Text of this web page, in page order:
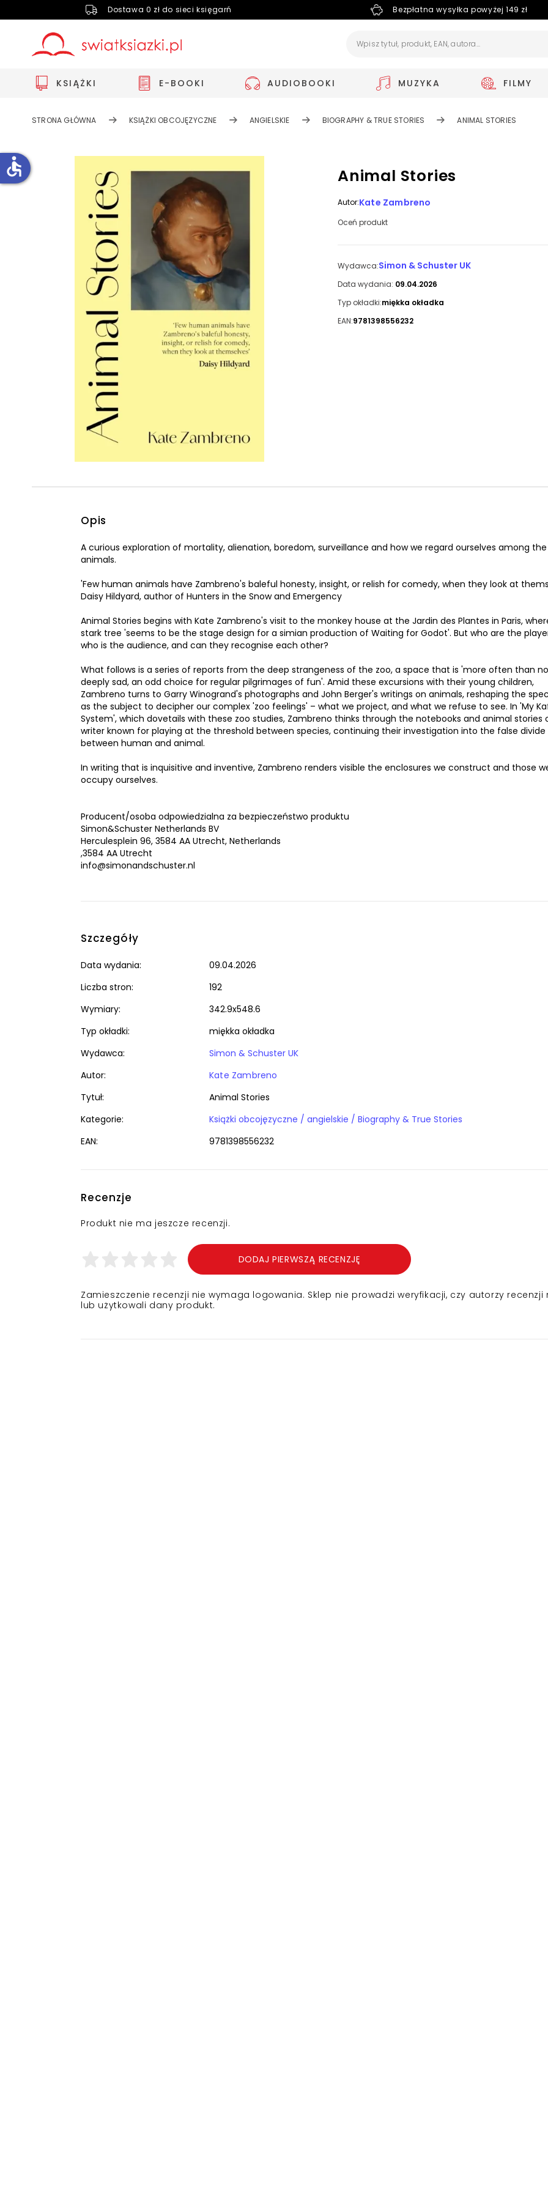
Dostawa 0 zł do sieci księgarń Bezpłatna wysyłka powyżej 149 zł
KSIĄŻKI E-BOOKI AUDIOBOOKI MUZYKA FILMY
STRONA GŁÓWNA KSIĄŻKI OBCOJĘZYCZNE ANGIELSKIE BIOGRAPHY & TRUE STORIES ANIMAL STORIES
Animal Stories
Autor:Kate Zambreno
Oceń produkt
Wydawca:Simon & Schuster UK
Data wydania: 09.04.2026
Typ okładki:miękka okładka
EAN:9781398556232
Opis
A curious exploration of mortality, alienation, boredom, surveillance and how we regard ourselves among the
animals.
'Few human animals have Zambreno's baleful honesty, insight, or relish for comedy, when they look at
Daisy Hildyard, author of Hunters in the Snow and Emergency
Animal Stories begins with Kate Zambreno's visit to the monkey house at the Jardin des Plantes in Paris,
stark tree 'seems to be the stage design for a simian production of Waiting for Godot'. But who are the
who is the audience, and can they recognise each other?
What follows is a series of reports from the deep strangeness of the zoo, a space that is 'more often than
deeply sad, an odd choice for regular pilgrimages of fun'. Amid these excursions with their young children,
Zambreno turns to Garry Winogrand's photographs and John Berger's writings on animals, reshaping the
as the subject to decipher our complex 'zoo feelings' – what we project, and what we refuse to see. In 'My
System', which dovetails with these zoo studies, Zambreno thinks through the notebooks and animal stories
writer known for playing at the threshold between species, continuing their investigation into the false divide
between human and animal.
In writing that is inquisitive and inventive, Zambreno renders visible the enclosures we construct and those
occupy ourselves.
Producent/osoba odpowiedzialna za bezpieczeństwo produktu
Simon&Schuster Netherlands BV
Herculesplein 96, 3584 AA Utrecht, Netherlands
,3584 AA Utrecht
info@simonandschuster.nl
Szczegóły
Data wydania:
09.04.2026
Liczba stron:
192
Wymiary:
342.9x548.6
Typ okładki:
miękka okładka
Wydawca:
Simon & Schuster UK
Autor:
Kate Zambreno
Tytuł:
Animal Stories
Kategorie:
Książki obcojęzyczne / angielskie / Biography & True Stories
EAN:
9781398556232
Recenzje
Produkt nie ma jeszcze recenzji.
DODAJ PIERWSZĄ RECENZJĘ
Zamieszczenie recenzji nie wymaga logowania. Sklep nie prowadzi weryfikacji, czy autorzy recenzji
lub użytkowali dany produkt.
accessible
Zwiększ rozmiar czcionki
Zmniejsz rozmiar czcionki
Powiększony kursor
Podkreślenie linków